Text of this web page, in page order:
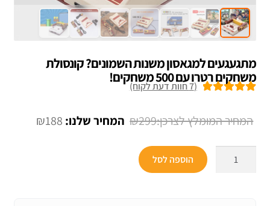
מתגעגעים למגאסון משנות השמונים? קונסולת
משחקים רטרו עם 500 משחקים!
לקוחות
(
7חוות דעת לקוח)
₪299
המחיר
₪188 המחיר
הוספה לסל